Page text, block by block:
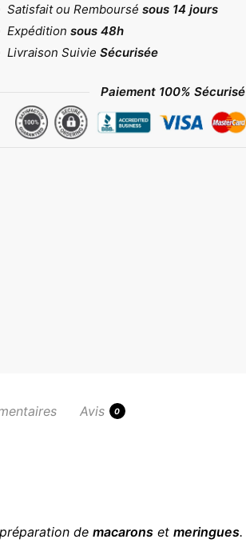
Satisfait ou Remboursésous 14 jours
Expédition sous 48h
Livraison SuivieSécurisée
Paiement 100% Sécurisé
Avis 0
de macaronset meringues.